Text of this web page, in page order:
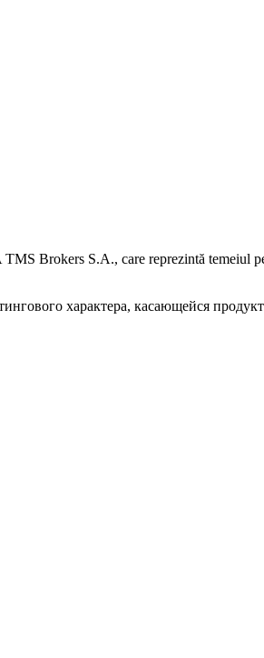
Brokers S.A., care reprezintă temeiul
характера, касающейся